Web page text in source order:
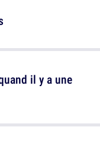
il y a une